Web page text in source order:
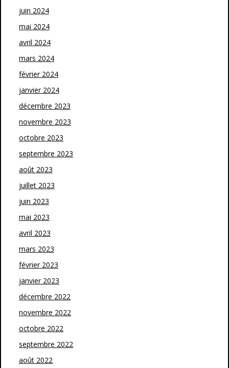
juin 2024
mai 2024
avril 2024
mars 2024
février 2024
janvier 2024
décembre 2023
novembre 2023
octobre 2023
septembre 2023
août 2023
juillet 2023
juin 2023
mai 2023
avril 2023
mars 2023
février 2023
janvier 2023
décembre 2022
novembre 2022
octobre 2022
septembre 2022
août 2022